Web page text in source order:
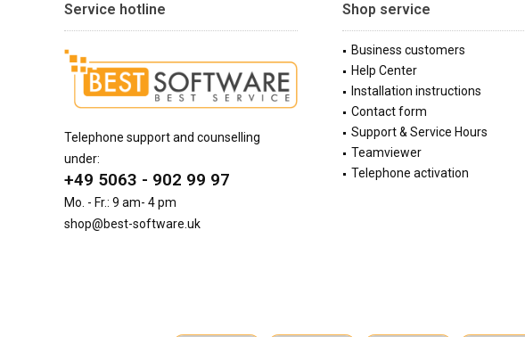
Service hotline
Telephone support and counselling
under:
+49 5063 - 902 99 97
Mo. - Fr.: 9 am- 4 pm
shop@best-software.uk
Shop service
Business customers
Help Center
Installation instructions
Contact form
Support & Service Hours
Teamviewer
Telephone activation